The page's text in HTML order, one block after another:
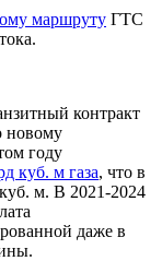
маршруту ГТС
контракт
новому
году
куб. м газа, что в
м. В 2021-2024
даже в